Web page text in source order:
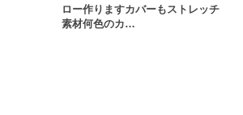
ロー作りますカバーもストレッチ
素材何色のカ…